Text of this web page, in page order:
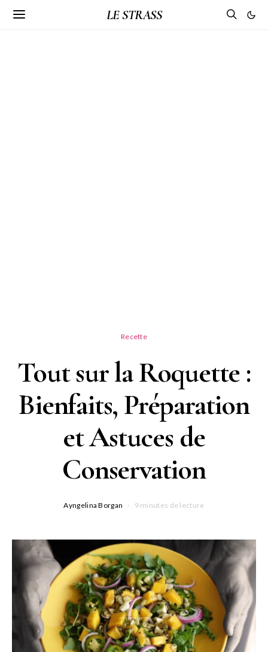
LE STRASS
Recette
Tout sur la Roquette :
Bienfaits, Préparation
et Astuces de
Conservation
Ayngelina Borgan 9 minutes de lecture